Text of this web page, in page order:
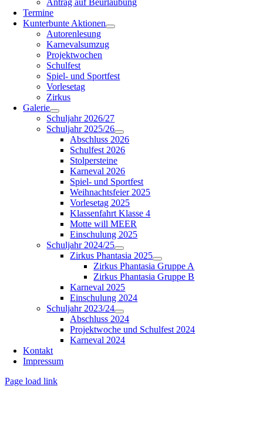
Antrag auf Beurlaubung
Termine
Kunterbunte Aktionen
Autorenlesung
Karnevalsumzug
Projektwochen
Schulfest
Spiel- und Sportfest
Vorlesetag
Zirkus
Galerie
Schuljahr 2026/27
Schuljahr 2025/26
Abschluss 2026
Schulfest 2026
Stolpersteine
Karneval 2026
Spiel- und Sportfest
Weihnachtsfeier 2025
Vorlesetag 2025
Klassenfahrt Klasse 4
Motte will MEER
Einschulung 2025
Schuljahr 2024/25
Zirkus Phantasia 2025
Zirkus Phantasia Gruppe A
Zirkus Phantasia Gruppe B
Karneval 2025
Einschulung 2024
Schuljahr 2023/24
Abschluss 2024
Projektwoche und Schulfest 2024
Karneval 2024
Kontakt
Impressum
Page load link